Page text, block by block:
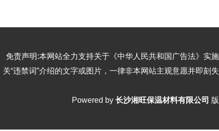
免责声明:本网站全力支持关于《中华人民共和国广告法》实
关“违禁词”介绍的文字或图片，一律非本网站主观意愿并即
Powered by 长沙湘旺保温材料有限公司